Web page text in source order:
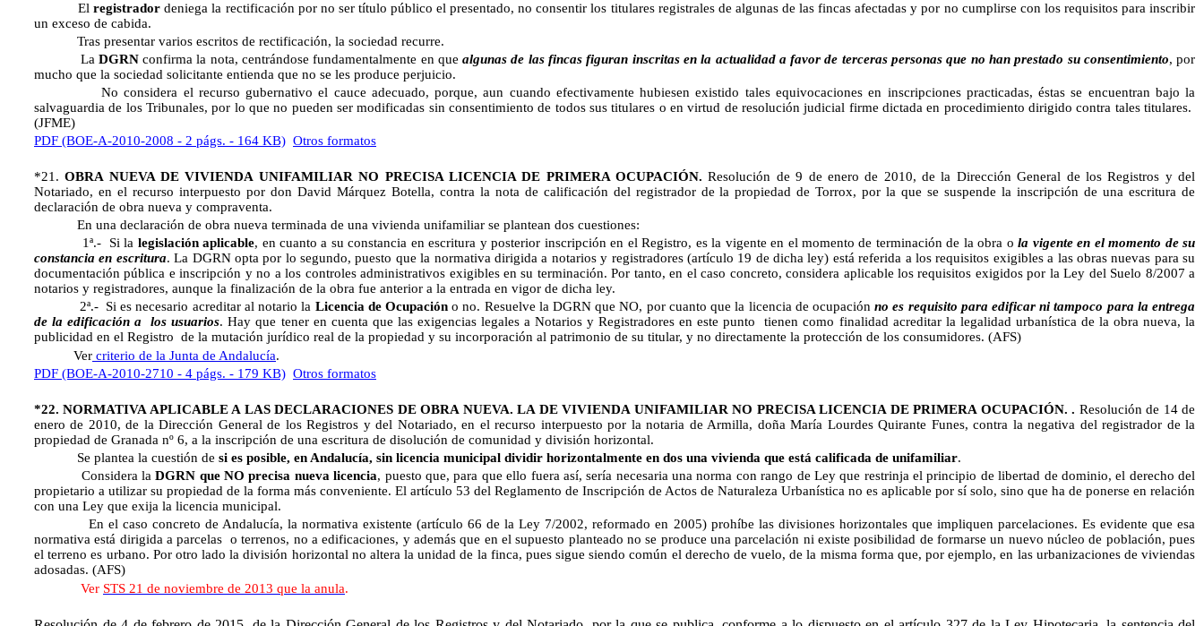
Elregistrador deniega la rectificación por no ser título público el presentado, no consentir los titulares registrales de algunas de las fincas afectadas y por no cumplirse con los requisitos para inscribir
un exceso de cabida.
Tras presentar varios escritos de rectificación, la sociedad recurre.
La DGRNconfirma la nota, centrándose fundamentalmente en quealgunas de las fincas figuran inscritas en la actualidad a favor de terceras personas que no han prestado su consentimiento, por
mucho que la sociedad solicitante entienda que no se les produce perjuicio.
No considera el recurso gubernativo el cauce adecuado, porque, aun cuando efectivamente hubiesen existido tales equivocaciones en inscripciones practicadas, éstas se encuentran bajo la
salvaguardia de los Tribunales, por lo que no pueden ser modificadas sin consentimiento de todos sus titulares o en virtud de resolución judicial firme dictada en procedimiento dirigido contra tales titulares.
(JFME)
PDF (BOE-A-2010-2008 - 2 págs. - 164 KB) Otros formatos
*21. OBRA NUEVA DE VIVIENDA UNIFAMILIAR NO PRECISA LICENCIA DE PRIMERA OCUPACIÓN.Resolución de 9 de enero de 2010, de la Dirección General de los Registros y del
Notariado, en el recurso interpuesto por don David Márquez Botella, contra la nota de calificación del registrador de la propiedad de Torrox, por la que se suspende la inscripción de una escritura de
declaración de obra nueva y compraventa.
En una declaración de obra nueva terminada de una vivienda unifamiliar se plantean dos cuestiones:
1ª.- Si la legislación aplicable, en cuanto a su constancia en escritura y posterior inscripción en el Registro, es la vigente en el momento de terminación de la obra ola vigente en el momento de su
constancia en escritura. La DGRN opta por lo segundo, puesto que la normativa dirigida a notarios y registradores (artículo 19 de dicha ley) está referida a los requisitos exigibles a las obras nuevas para su
documentación pública e inscripción y no a los controles administrativos exigibles en su terminación. Por tanto, en el caso concreto, considera aplicable los requisitos exigidos por la Ley del Suelo 8/2007 a
notarios y registradores, aunque la finalización de la obra fue anterior a la entrada en vigor de dicha ley.
2ª.- Si es necesario acreditar al notario la Licencia de Ocupacióno no. Resuelve la DGRN que NO, por cuanto que la licencia de ocupaciónno es requisito para edificar ni tampoco para la entrega
de la edificación a los usuarios. Hay que tener en cuenta que las exigencias legales a Notarios y Registradores en este punto tienen como finalidad acreditar la legalidad urbanística de la obra nueva, la
publicidad en el Registro de la mutación jurídico real de la propiedad y su incorporación al patrimonio de su titular, y no directamente la protección de los consumidores. (AFS)
Ver criterio de la Junta de Andalucía.
PDF (BOE-A-2010-2710 - 4 págs. - 179 KB) Otros formatos
*22. NORMATIVA APLICABLE A LAS DECLARACIONES DE OBRA NUEVA. LA DE VIVIENDA UNIFAMILIAR NO PRECISA LICENCIA DE PRIMERA OCUPACIÓN. . Resolución de 14 de
enero de 2010, de la Dirección General de los Registros y del Notariado, en el recurso interpuesto por la notaria de Armilla, doña María Lourdes Quirante Funes, contra la negativa del registrador de la
propiedad de Granada nº 6, a la inscripción de una escritura de disolución de comunidad y división horizontal.
Se plantea la cuestión de si es posible, en Andalucía, sin licencia municipal dividir horizontalmente en dos una vivienda que está calificada de unifamiliar.
Considera laDGRN que NO precisa nueva licencia, puesto que, para que ello fuera así, sería necesaria una norma con rango de Ley que restrinja el principio de libertad de dominio, el derecho del
propietario a utilizar su propiedad de la forma más conveniente. El artículo 53 del Reglamento de Inscripción de Actos de Naturaleza Urbanística no es aplicable por sí solo, sino que ha de ponerse en relación
con una Ley que exija la licencia municipal.
En el caso concreto de Andalucía, la normativa existente (artículo 66 de la Ley 7/2002, reformado en 2005) prohíbe las divisiones horizontales que impliquen parcelaciones. Es evidente que esa
normativa está dirigida a parcelas o terrenos, no a edificaciones, y además que en el supuesto planteado no se produce una parcelación ni existe posibilidad de formarse un nuevo núcleo de población, pues
el terreno es urbano. Por otro lado la división horizontal no altera la unidad de la finca, pues sigue siendo común el derecho de vuelo, de la misma forma que, por ejemplo, en las urbanizaciones de viviendas
adosadas. (AFS)
Ver STS 21 de noviembre de 2013 que la anula.